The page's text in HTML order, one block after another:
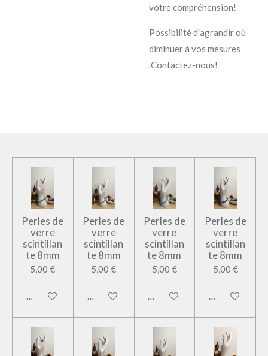
votre compréhension!
Possibilité d'agrandir où
diminuer à vos mesures
.Contactez-nous!
Perles de
verre
scintillan
te 8mm
5,00 €
Ajouter au panier
Perles de
verre
scintillan
te 8mm
5,00 €
Ajouter au panier
Perles de
verre
scintillan
te 8mm
5,00 €
Ajouter au panier
Perles de
verre
scintillan
te 8mm
5,00 €
Ajouter au